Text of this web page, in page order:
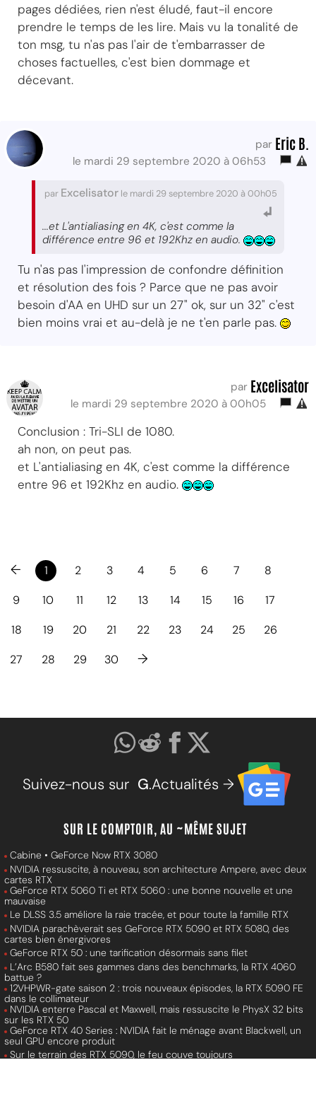
pages dédiées, rien n'est éludé, faut-il encore
prendre le temps de les lire. Mais vu la tonalité de
ton msg, tu n'as pas l'air de t'embarrasser de
choses factuelles, c'est bien dommage et
décevant.
par Eric B.
le mardi 29 septembre 2020 à 06h53
par Excelisator le mardi 29 septembre 2020 à 00h05
...et L'antialiasing en 4K, c'est comme la
différence entre 96 et 192Khz en audio.
Tu n'as pas l'impression de confondre définition
et résolution des fois ? Parce que ne pas avoir
besoin d'AA en UHD sur un 27" ok, sur un 32" c'est
bien moins vrai et au-delà je ne t'en parle pas.
par Excelisator
le mardi 29 septembre 2020 à 00h05
Conclusion : Tri-SLI de 1080.
ah non, on peut pas.
et L'antialiasing en 4K, c'est comme la différence
entre 96 et 192Khz en audio.
← 1 2 3 4 5 6 7
8
9
10 11 12 13 14 15 16
17
18
19 20 21 22 23 24 25
26
27
28 29 30 →
Suivez-nous sur G.Actualités →
SUR LE COMPTOIR, AU ~MÊME SUJET
Cabine • GeForce Now RTX 3080
NVIDIA ressuscite, à nouveau, son architecture Ampere, avec deux
cartes RTX
GeForce RTX 5060 Ti et RTX 5060 : une bonne nouvelle et une
mauvaise
Le DLSS 3.5 améliore la raie tracée, et pour toute la famille RTX
NVIDIA parachèverait ses GeForce RTX 5090 et RTX 5080, des
cartes bien énergivores
GeForce RTX 50 : une tarification désormais sans filet
L’Arc B580 fait ses gammes dans des benchmarks, la RTX 4060
battue ?
12VHPWR-gate saison 2 : trois nouveaux épisodes, la RTX 5090 FE
dans le collimateur
NVIDIA enterre Pascal et Maxwell, mais ressuscite le PhysX 32 bits
sur les RTX 50
GeForce RTX 40 Series : NVIDIA fait le ménage avant Blackwell, un
seul GPU encore produit
Sur le terrain des RTX 5090, le feu couve toujours